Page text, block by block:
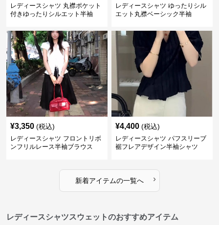
レディースシャツ 丸襟ポケット
付きゆったりシルエット半袖
レディースシャツ ゆったりシル
エット丸襟ベーシック半袖
¥3,350 (税込)
レディースシャツ フロントリボ
ンフリルレース半袖ブラウス
¥4,400 (税込)
レディースシャツ パフスリーブ
裾フレアデザイン半袖シャツ
新着アイテムの一覧へ ›
レディースシャツスウェットのおすすめアイテム